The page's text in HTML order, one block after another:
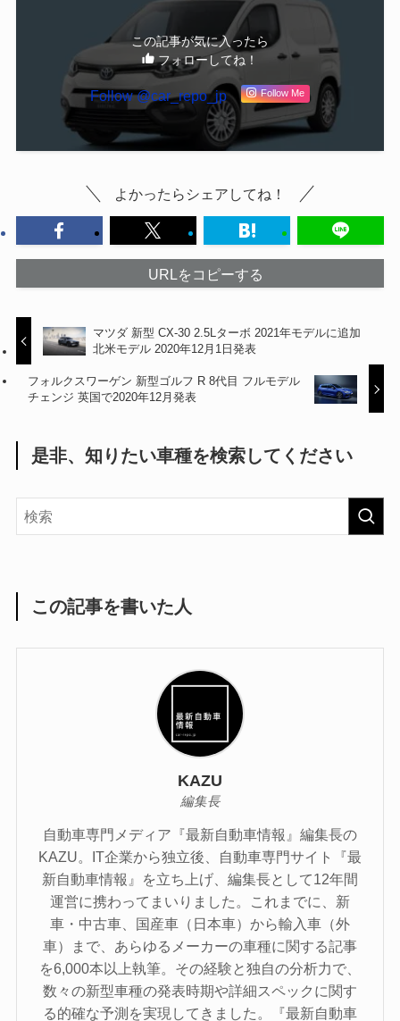
この記事が気に入ったら
フォローしてね！
Follow @car_repo_jp Follow Me
よかったらシェアしてね！
URLをコピーする
マツダ 新型 CX-30 2.5Lターボ 2021年モデルに追加
北米モデル 2020年12月1日発表
フォルクスワーゲン 新型ゴルフ R 8代目 フルモデル
チェンジ 英国で2020年12月発表
是非、知りたい車種を検索してください
この記事を書いた人
KAZU
編集長
自動車専門メディア『最新自動車情報』編集長の
KAZU。IT企業から独立後、自動車専門サイト『最
新自動車情報』を立ち上げ、編集長として12年間
運営に携わってまいりました。これまでに、新
車・中古車、国産車（日本車）から輸入車（外
車）まで、あらゆるメーカーの車種に関する記事
を6,000本以上執筆。その経験と独自の分析力で、
数々の新型車種の発表時期や詳細スペックに関す
る的確な予測を実現してきました。『最新自動車